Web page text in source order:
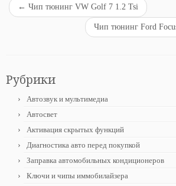
← Чип тюнинг VW Golf 7 1.2 Tsi
Чип тюнинг Ford
Рубрики
Автозвук и мультимедиа
Автосвет
Активация скрытых функций
Диагностика авто перед покупкой
Заправка автомобильных кондиционеров
Ключи и чипы иммобилайзера